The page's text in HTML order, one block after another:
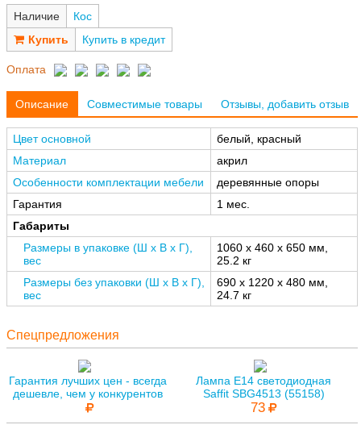
Наличие
Кос
Купить в кредит
Оплата
Описание Совместимые товары Отзывы, добавить отзыв
Цвет основной
белый, красный
Материал
акрил
Особенности комплектации мебели
деревянные опоры
Гарантия
1 мес.
Габариты
Размеры в упаковке (Ш x В x Г),
вес
1060 x 460 x 650 мм,
25.2 кг
Размеры без упаковки (Ш x В x Г),
вес
690 x 1220 x 480 мм,
24.7 кг
Спецпредложения
Гарантия лучших цен - всегда
дешевле, чем у конкурентов
Лампа E14 светодиодная
Saffit SBG4513 (55158)
73